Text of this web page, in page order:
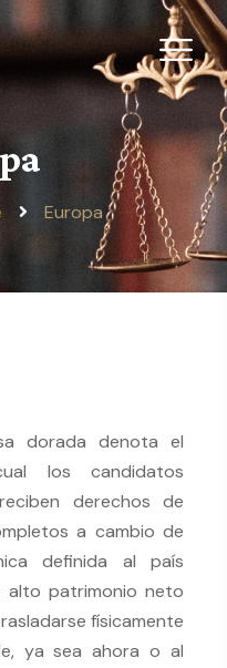
Europa
dorada denota el
los candidatos
derechos de
a cambio de
definida al país
alto patrimonio neto
físicamente
ya sea ahora o al